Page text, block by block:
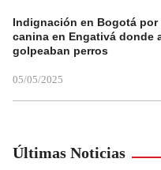
Indignación en Bogotá por
canina en Engativá donde
golpeaban perros
05/05/2025
Últimas Noticias